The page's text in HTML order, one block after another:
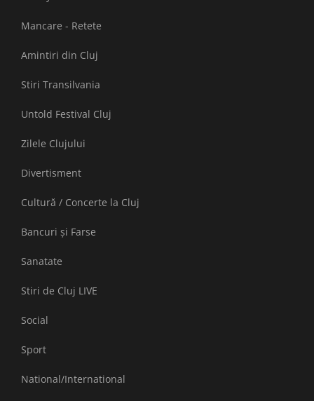
Mancare - Retete
Amintiri din Cluj
Stiri Transilvania
Untold Festival Cluj
Zilele Clujului
Divertisment
Cultură / Concerte la Cluj
Bancuri și Farse
Sanatate
Stiri de Cluj LIVE
Social
Sport
National/International